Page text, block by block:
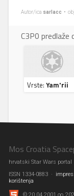
Autor/ica sarlacc •
C3P0 predlaže
Vrste: Yam'rii
Mos Croatia
hrvatski Star Wars
ISSN 1334-0883 ·
korištenja